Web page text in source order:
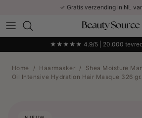
✓ Gratis verzending in NL
★★★★★ 4.9/5 | 20.000
Home / Haarmasker /
Shea Moisture
Oil Intensive Hydration Hair Masque 326 gr.